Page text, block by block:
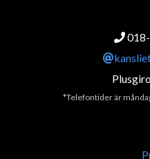
018-
*Telefontider är